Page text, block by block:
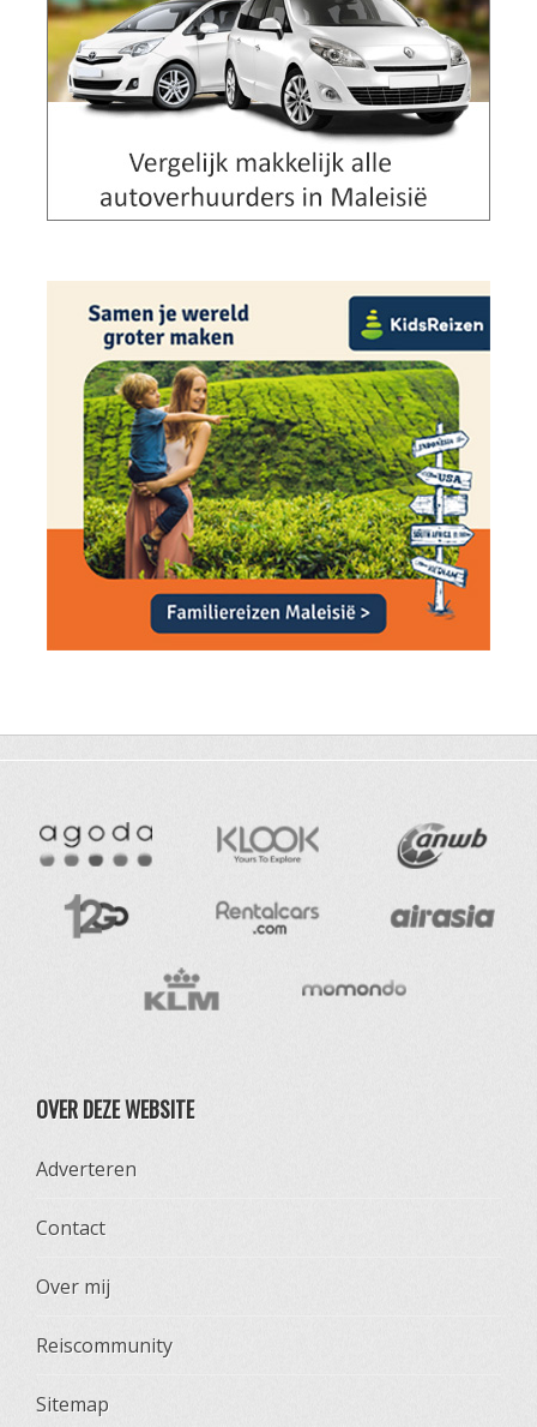
OVER DEZE WEBSITE
Adverteren
Contact
Over mij
Reiscommunity
Sitemap